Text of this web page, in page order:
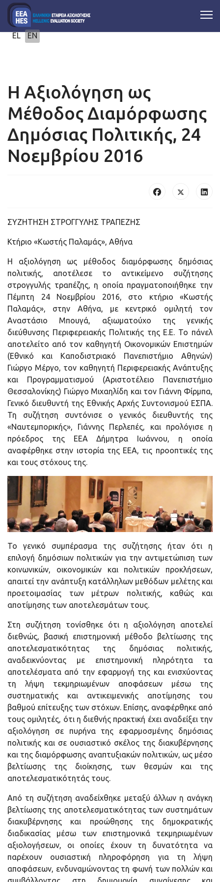
Select your language
EL EN
Η Αξιολόγηση ως
Μέθοδος Διαμόρφωσης
Δημόσιας Πολιτικής, 24
Νοεμβρίου 2016
ΣΥΖΗΤΗΣΗ ΣΤΡΟΓΓΥΛΗΣ ΤΡΑΠΕΖΗΣ
Κτήριο «Κωστής Παλαμάς», Αθήνα
Η αξιολόγηση ως μέθοδος διαμόρφωσης δημόσιας
πολιτικής, αποτέλεσε το αντικείμενο συζήτησης
στρογγυλής τραπέζης, η οποία πραγματοποιήθηκε την
Πέμπτη 24 Νοεμβρίου 2016, στο κτήριο «Κωστής
Παλαμάς», στην Αθήνα, με κεντρικό ομιλητή τον
Αναστάσιο Μπουγά, αξιωματούχο της γενικής
διεύθυνσης Περιφερειακής Πολιτικής της Ε.Ε. Το πάνελ
αποτελείτο από τον καθηγητή Οικονομικών Επιστημών
(Εθνικό και Καποδιστριακό Πανεπιστήμιο Αθηνών)
Γιώργο Μέργο, τον καθηγητή Περιφερειακής Ανάπτυξης
και Προγραμματισμού (Αριστοτέλειο Πανεπιστήμιο
Θεσσαλονίκης) Γιώργο Μιχαηλίδη και τον Γιάννη Φίρμπα,
Γενικό διευθυντή της Εθνικής Αρχής Συντονισμού ΕΣΠΑ.
Τη συζήτηση συντόνισε ο γενικός διευθυντής της
«Ναυτεμπορικής», Γιάννης Περλεπές, και προλόγισε η
πρόεδρος της ΕΕΑ Δήμητρα Ιωάννου, η οποία
αναφέρθηκε στην ιστορία της ΕΕΑ, τις προοπτικές της
και τους στόχους της.
Το γενικό συμπέρασμα της συζήτησης ήταν ότι η
επιλογή δημόσιων πολιτικών για την αντιμετώπιση των
κοινωνικών, οικονομικών και πολιτικών προκλήσεων,
απαιτεί την ανάπτυξη κατάλληλων μεθόδων μελέτης και
προετοιμασίας των μέτρων πολιτικής, καθώς και
αποτίμησης των αποτελεσμάτων τους.
Στη συζήτηση τονίσθηκε ότι η αξιολόγηση αποτελεί
διεθνώς, βασική επιστημονική μέθοδο βελτίωσης της
αποτελεσματικότητας της δημόσιας πολιτικής,
αναδεικνύοντας με επιστημονική πληρότητα τα
αποτελέσματα από την εφαρμογή της και ενισχύοντας
τη λήψη τεκμηριωμένων αποφάσεων μέσω της
συστηματικής και αντικειμενικής αποτίμησης του
βαθμού επίτευξης των στόχων. Επίσης, αναφέρθηκε από
τους ομιλητές, ότι η διεθνής πρακτική έχει αναδείξει την
αξιολόγηση σε πυρήνα της εφαρμοσμένης δημόσιας
πολιτικής και σε ουσιαστικό σκέλος της διακυβέρνησης
και της διαμόρφωσης αναπτυξιακών πολιτικών, ως μέσο
βελτίωσης της διοίκησης, των θεσμών και της
αποτελεσματικότητάς τους.
Από τη συζήτηση αναδείχθηκε μεταξύ άλλων η ανάγκη
βελτίωσης της αποτελεσματικότητας των συστημάτων
διακυβέρνησης και προώθησης της δημοκρατικής
διαδικασίας μέσω των επιστημονικά τεκμηριωμένων
αξιολογήσεων, οι οποίες έχουν τη δυνατότητα να
παρέχουν ουσιαστική πληροφόρηση για τη λήψη
αποφάσεων, ενδυναμώνοντας τη φωνή των πολλών και